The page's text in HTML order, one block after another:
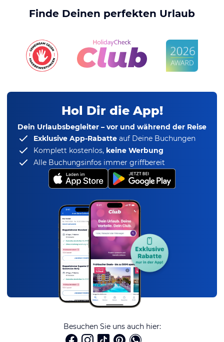
Finde Deinen perfekten Urlaub
Hol Dir die App!
Dein Urlaubsbegleiter – vor und während der Reise
Exklusive App-Rabatte auf Deine Buchungen
Komplett kostenlos, keine Werbung
Alle Buchungsinfos immer griffbereit
Besuchen Sie uns auch hier: